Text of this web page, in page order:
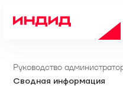
Руководство
Сводная информация